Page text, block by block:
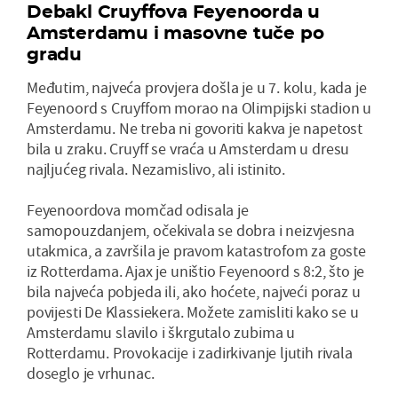
Debakl Cruyffova Feyenoorda u
Amsterdamu i masovne tuče po
gradu
Međutim, najveća provjera došla je u 7. kolu, kada je
Feyenoord s Cruyffom morao na Olimpijski stadion u
Amsterdamu. Ne treba ni govoriti kakva je napetost
bila u zraku. Cruyff se vraća u Amsterdam u dresu
najljućeg rivala. Nezamislivo, ali istinito.
Feyenoordova momčad odisala je
samopouzdanjem, očekivala se dobra i neizvjesna
utakmica, a završila je pravom katastrofom za goste
iz Rotterdama. Ajax je uništio Feyenoord s 8:2, što je
bila najveća pobjeda ili, ako hoćete, najveći poraz u
povijesti De Klassiekera. Možete zamisliti kako se u
Amsterdamu slavilo i škrgutalo zubima u
Rotterdamu. Provokacije i zadirkivanje ljutih rivala
doseglo je vrhunac.